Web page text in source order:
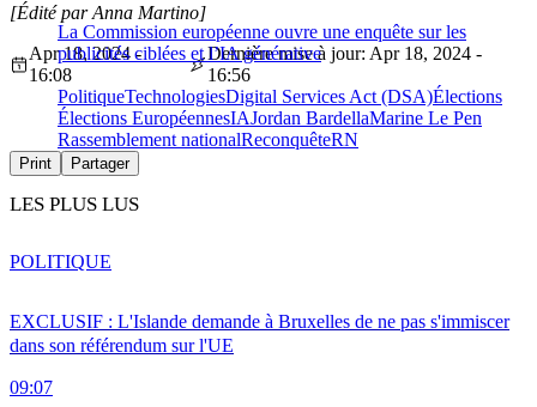
La Commission européenne ouvre une enquête sur les
publicités ciblées et l’IA générative
[Édité par Anna Martino]
Apr 18, 2024 -
16:08
Dernière mise à jour: Apr 18, 2024 -
16:56
PolitiqueTechnologiesDigital Services Act (DSA)Élections
Élections EuropéennesIAJordan BardellaMarine Le Pen
Rassemblement nationalReconquêteRN
Print Partager
LES PLUS LUS
EXCLUSIF : L'Islande demande à Bruxelles de ne pas s'immiscer
dans son référendum sur l'UE
09:07
POLITIQUE